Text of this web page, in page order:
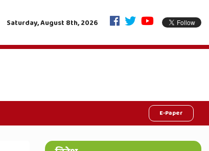
राजस्थान में 'वन स्टेट-वन इलेक्शन' का बिगुल, भजनलाल
चुनाव
Saturday, August 8th, 2026
E-Paper